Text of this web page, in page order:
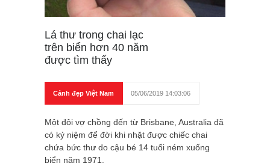
Lá thư trong chai lạc
trên biển hơn 40 năm
được tìm thấy
Cảnh đẹp Việt Nam 05/06/2019 14:03:06
Một đôi vợ chồng đến từ Brisbane, Australia đã
có kỷ niệm để đời khi nhặt được chiếc chai
chứa bức thư do cậu bé 14 tuổi ném xuống
biển năm 1971.